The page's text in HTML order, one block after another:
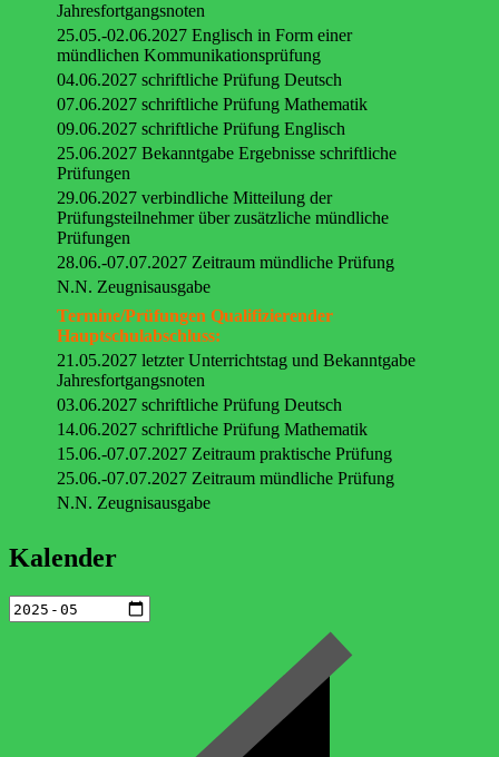
Jahresfortgangsnoten
25.05.-02.06.2027 Englisch in Form einer
mündlichen Kommunikationsprüfung
04.06.2027 schriftliche Prüfung Deutsch
07.06.2027 schriftliche Prüfung Mathematik
09.06.2027 schriftliche Prüfung Englisch
25.06.2027 Bekanntgabe Ergebnisse schriftliche
Prüfungen
29.06.2027 verbindliche Mitteilung der
Prüfungsteilnehmer über zusätzliche mündliche
Prüfungen
28.06.-07.07.2027 Zeitraum mündliche Prüfung
N.N. Zeugnisausgabe
Termine/Prüfungen Qualifizierender
Hauptschulabschluss:
21.05.2027 letzter Unterrichtstag und Bekanntgabe
Jahresfortgangsnoten
03.06.2027 schriftliche Prüfung Deutsch
14.06.2027 schriftliche Prüfung Mathematik
15.06.-07.07.2027 Zeitraum praktische Prüfung
25.06.-07.07.2027 Zeitraum mündliche Prüfung
N.N. Zeugnisausgabe
Kalender